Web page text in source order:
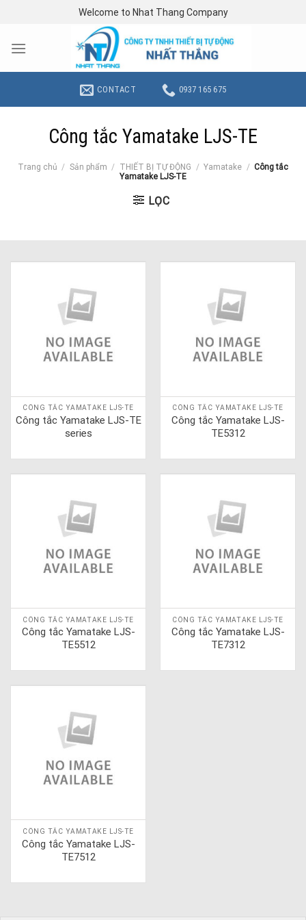
content
Welcome to Nhat Thang Company
CONTACT 0937 165 675
Công tắc Yamatake LJS-TE
Trang chủ / Sản phẩm / THIẾT BỊ TỰ ĐỘNG / Yamatake / Công tắc
Yamatake LJS-TE
LỌC
CÔNG TẮC YAMATAKE LJS-TE
Công tắc Yamatake LJS-TE
series
CÔNG TẮC YAMATAKE LJS-TE
Công tắc Yamatake LJS-
TE5312
CÔNG TẮC YAMATAKE LJS-TE
Công tắc Yamatake LJS-
TE5512
CÔNG TẮC YAMATAKE LJS-TE
Công tắc Yamatake LJS-
TE7312
CÔNG TẮC YAMATAKE LJS-TE
Công tắc Yamatake LJS-
TE7512